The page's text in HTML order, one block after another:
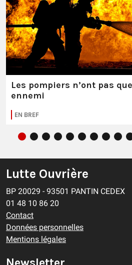
Les pompiers n’ont pas
ennemi
EN BREF
Lutte Ouvrière
BP 20029 - 93501 PANTIN CEDEX
01 48 10 86 20
Contact
Données personnelles
Mentions légales